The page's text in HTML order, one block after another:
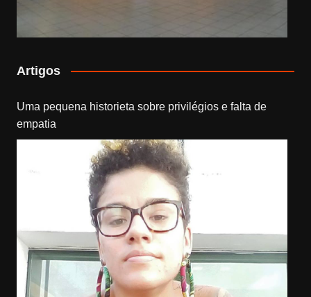
Artigos
Uma pequena historieta sobre privilégios e falta de
empatia